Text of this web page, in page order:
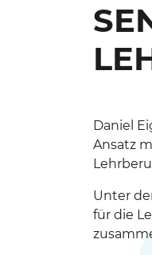
Daniel
Ansatz
Unter
für die